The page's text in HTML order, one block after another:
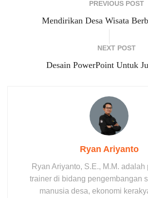
PREVIOUS POST
Mendirikan Desa Wisata
NEXT POST
Desain PowerPoint Untuk
Ryan Ariyanto
Ryan Ariyanto, S.E., M.M. adalah
trainer di bidang pengembangan
manusia desa, ekonomi